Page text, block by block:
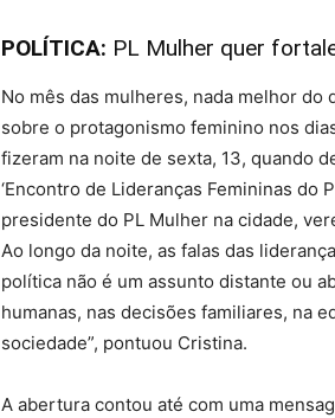
POLÍTICA: PL Mulher quer
No mês das mulheres, nada melhor
sobre o protagonismo feminino nos
fizeram na noite de sexta, 13, quando
‘Encontro de Lideranças Femininas do
presidente do PL Mulher na cidade,
Ao longo da noite, as falas das
política não é um assunto distante ou
humanas, nas decisões familiares, na
sociedade”, pontuou Cristina.
A abertura contou até com uma